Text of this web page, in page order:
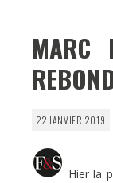
MARC
22 JANVIER 2019
Hier la